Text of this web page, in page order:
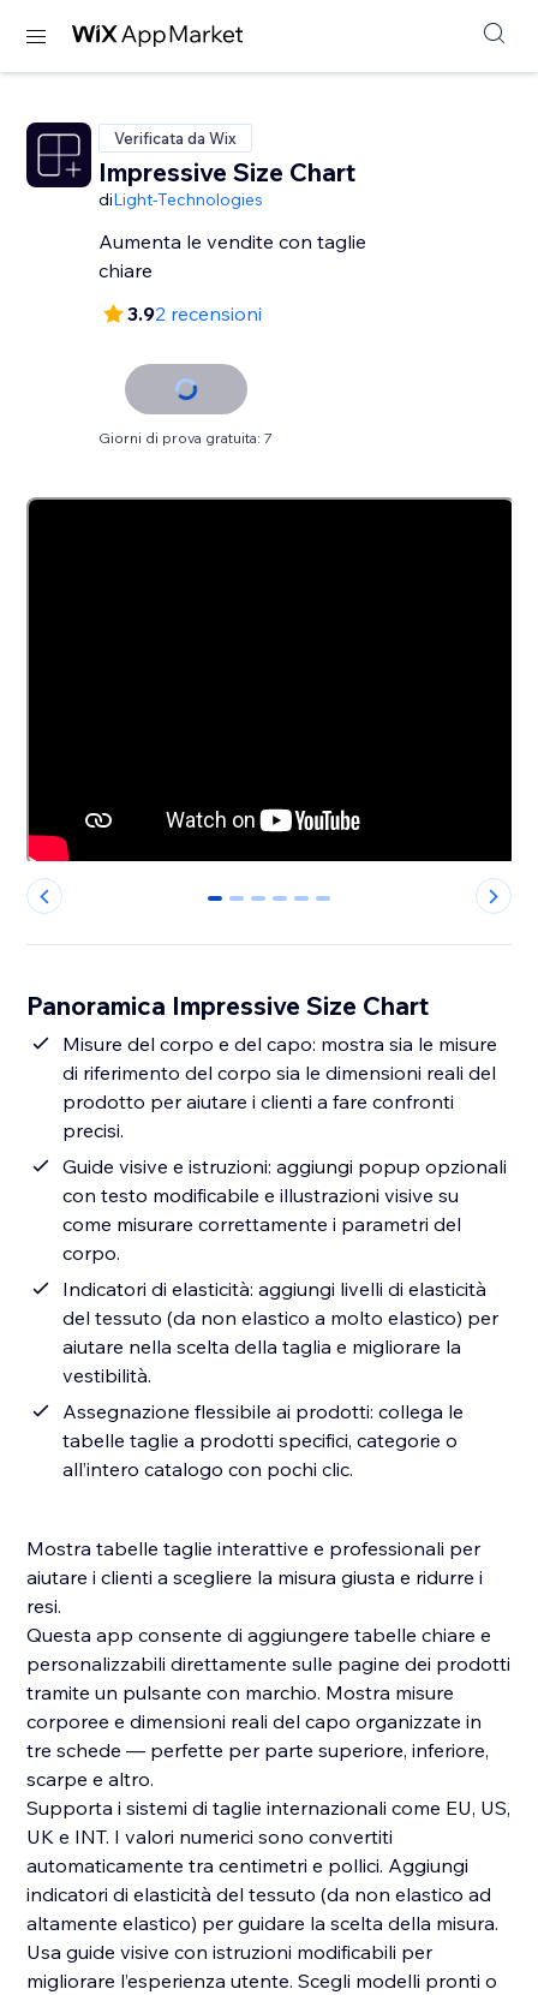
Verificata da Wix
Impressive Size Chart
diLight-Technologies
Aumenta le vendite con taglie
chiare
3.92 recensioni
Giorni di prova gratuita: 7
0 1 2 3 4 5
Panoramica Impressive Size Chart
Misure del corpo e del capo: mostra sia le misure
di riferimento del corpo sia le dimensioni reali del
prodotto per aiutare i clienti a fare confronti
precisi.
Guide visive e istruzioni: aggiungi popup opzionali
con testo modificabile e illustrazioni visive su
come misurare correttamente i parametri del
corpo.
Indicatori di elasticità: aggiungi livelli di elasticità
del tessuto (da non elastico a molto elastico) per
aiutare nella scelta della taglia e migliorare la
vestibilità.
Assegnazione flessibile ai prodotti: collega le
tabelle taglie a prodotti specifici, categorie o
all’intero catalogo con pochi clic.
Mostra tabelle taglie interattive e professionali per
aiutare i clienti a scegliere la misura giusta e ridurre i
resi.
Questa app consente di aggiungere tabelle chiare e
personalizzabili direttamente sulle pagine dei prodotti
tramite un pulsante con marchio. Mostra misure
corporee e dimensioni reali del capo organizzate in
tre schede — perfette per parte superiore, inferiore,
scarpe e altro.
Supporta i sistemi di taglie internazionali come EU, US,
UK e INT. I valori numerici sono convertiti
automaticamente tra centimetri e pollici. Aggiungi
indicatori di elasticità del tessuto (da non elastico ad
altamente elastico) per guidare la scelta della misura.
Usa guide visive con istruzioni modificabili per
migliorare l’esperienza utente. Scegli modelli pronti o